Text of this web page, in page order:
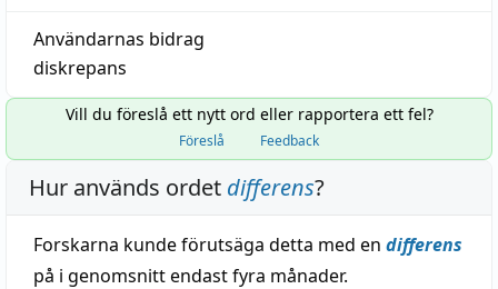
Användarnas bidrag
diskrepans
Vill du föreslå ett nytt ord eller rapportera ett fel?
Föreslå Feedback
Hur används ordet differens?
Forskarna kunde förutsäga detta med en differens
på i genomsnitt endast fyra månader.